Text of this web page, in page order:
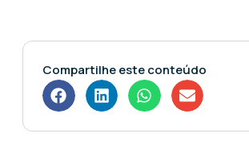
Compartilhe este conteúdo